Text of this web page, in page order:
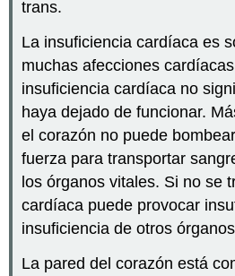
trans.
La insuficiencia cardíaca es
muchas afecciones
insuficiencia cardíaca no
haya dejado de funcionar.
el corazón no puede
fuerza para transportar
los órganos vitales. Si no se
cardíaca puede provocar
insuficiencia de otros
La pared del corazón está